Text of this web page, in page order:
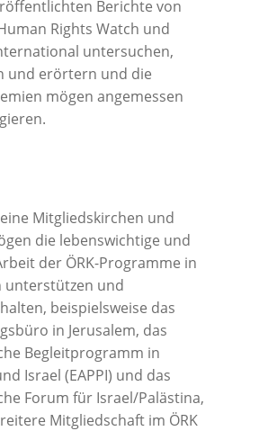
Berichte von
Rights Watch und
untersuchen,
und erörtern und die
mögen angemessen
Mitgliedskirchen und
die lebenswichtige und
der ÖRK-Programme in
unterstützen und
beispielsweise das
in Jerusalem, das
Begleitprogramm in
Israel (EAPPI) und das
Forum für Israel/Palästina,
Mitgliedschaft im ÖRK